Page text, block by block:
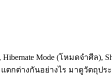
Mode (โหมดจำศีล),
ตกต่างกันอย่างไร มาดูวัตถุปร